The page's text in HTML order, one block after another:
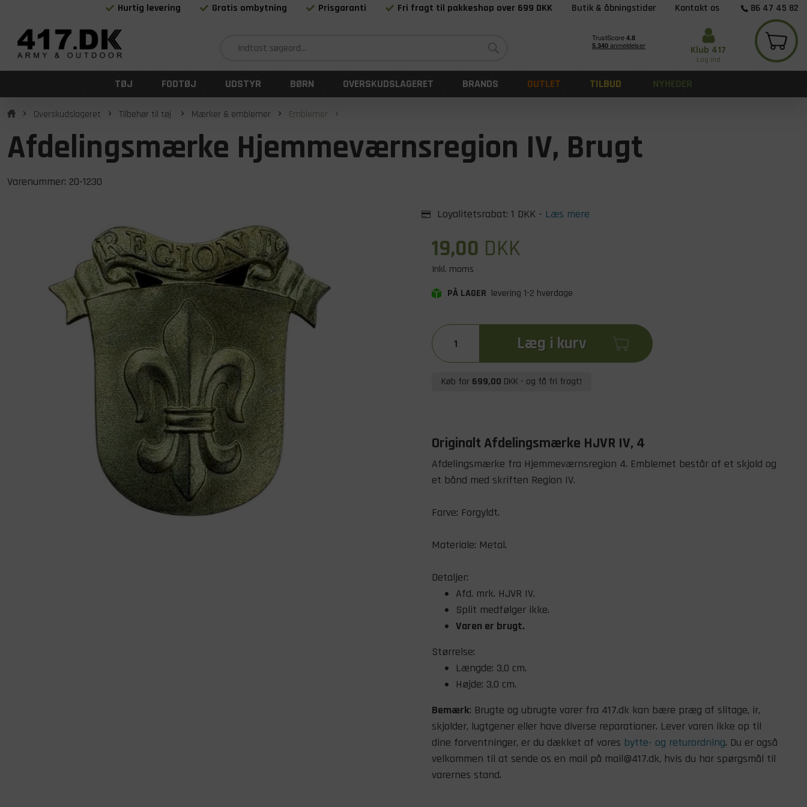
Hurtig levering Gratis ombytning Prisgaranti Fri fragt til pakkeshop over 699 DKK Butik & åbningstider Kontakt os
86 47 45 82
Klub 417
Log ind
TØJ FODTØJ UDSTYR BØRN OVERSKUDSLAGERET BRANDS OUTLET TILBUD NYHEDER
Overskudslageret Tilbehør til tøj Mærker & emblemer Emblemer
Afdelingsmærke Hjemmeværnsregion IV, Brugt
Varenummer: 20-1230
Loyalitetsrabat: 1 DKK - Læs mere
19,00 DKK
Inkl. moms
PÅ LAGER levering 1-2 hverdage
Læg i kurv
Køb for 699,00 DKK - og få fri fragt!
Originalt Afdelingsmærke HJVR IV, 4
Afdelingsmærke fra Hjemmeværnsregion 4. Emblemet består af et skjold og
et bånd med skriften Region IV.
Farve: Forgyldt.
Materiale: Metal.
Detaljer:
Afd. mrk. HJVR IV.
Split medfølger ikke.
Varen er brugt.
Størrelse:
Længde: 3,0 cm.
Højde: 3,0 cm.
Bemærk: Brugte og ubrugte varer fra 417.dk kan bære præg af slitage, ir,
skjolder, lugtgener eller have diverse reparationer. Lever varen ikke op til
dine forventninger, er du dækket af vores bytte- og returordning. Du er også
velkommen til at sende os en mail på mail@417.dk, hvis du har spørgsmål til
varernes stand.